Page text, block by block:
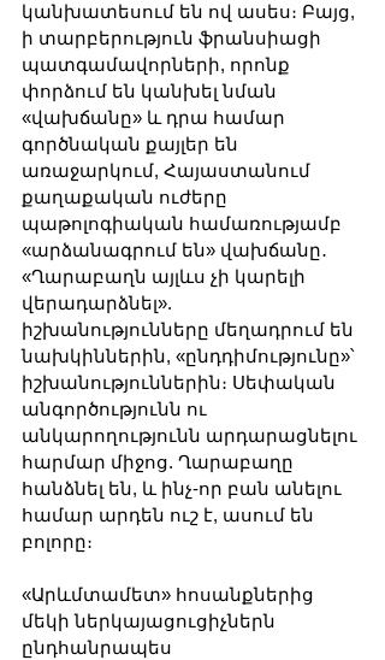
կանխատեսում են ով ասես։ Բայց,
ի տարբերություն ֆրանսիացի
պատգամավորների, որոնք
փորձում են կանխել նման
«վախճանը» և դրա համար
գործնական քայլեր են
առաջարկում, Հայաստանում
քաղաքական ուժերը
պաթոլոգիական համառությամբ
«արձանագրում են» վախճանը․
«Ղարաբաղն այլևս չի կարելի
վերադարձնել».
իշխանությունները մեղադրում են
նախկիններին, «ընդդիմությունը»՝
իշխանություններին։ Սեփական
անգործությունն ու
անկարողությունն արդարացնելու
հարմար միջոց. Ղարաբաղը
հանձնել են, և ինչ-որ բան անելու
համար արդեն ուշ է, ասում են
բոլորը։
«Արևմտամետ» հոսանքներից
մեկի ներկայացուցիչներն
ընդհանրապես